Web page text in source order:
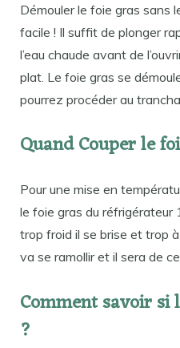
Démouler le foie gras sans
facile ! Il suffit de plonger
l’eau chaude avant de
plat. Le foie gras se
pourrez procéder au
Quand Couper le
Pour une mise en
le foie gras du réfrigérateur
trop froid il se brise et trop
va se ramollir et il sera de
Comment savoir si
?